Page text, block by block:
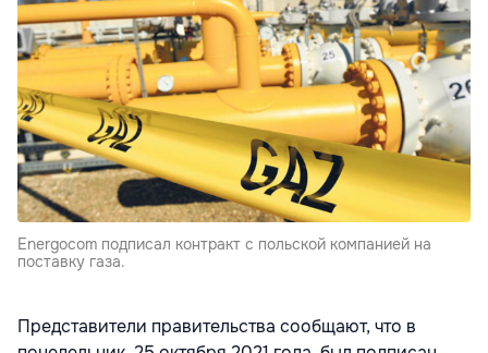
Energocom подписал контракт с польской компанией на
поставку газа.
Представители правительства сообщают, что в